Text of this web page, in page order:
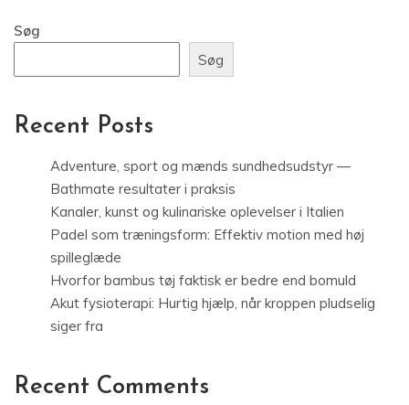
Søg
Søg
Recent Posts
Adventure, sport og mænds sundhedsudstyr —
Bathmate resultater i praksis
Kanaler, kunst og kulinariske oplevelser i Italien
Padel som træningsform: Effektiv motion med høj
spilleglæde
Hvorfor bambus tøj faktisk er bedre end bomuld
Akut fysioterapi: Hurtig hjælp, når kroppen pludselig
siger fra
Recent Comments